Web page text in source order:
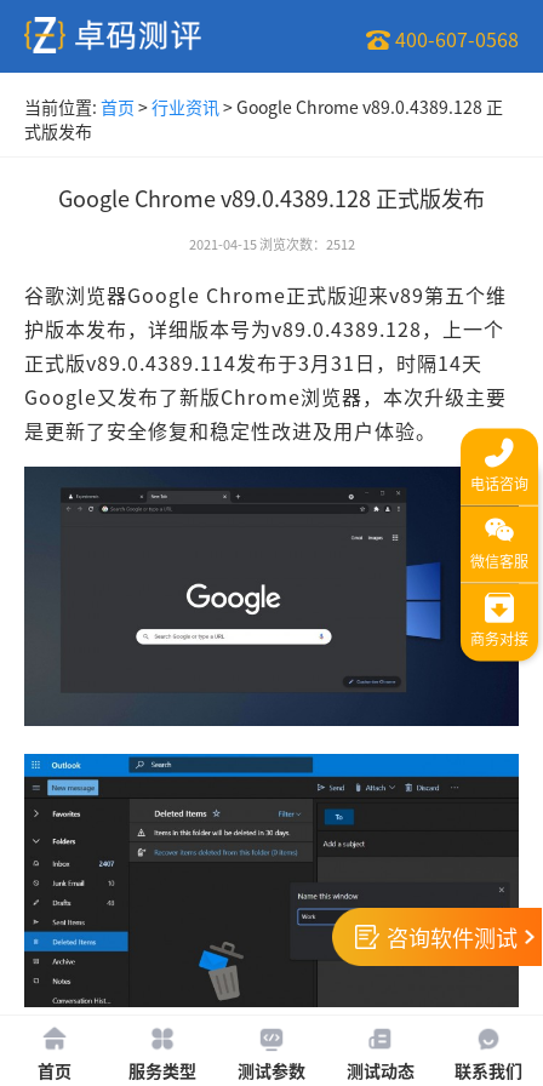
400-607-0568
当前位置: 首页 >行业资讯>Google Chrome v89.0.4389.128 正
式版发布
Google Chrome v89.0.4389.128 正式版发布
2021-04-15 浏览次数： 2512
谷歌浏览器Google Chrome正式版迎来v89第五个维
护版本发布，详细版本号为v89.0.4389.128，上一个
正式版v89.0.4389.114发布于3月31日，时隔14天
Google又发布了新版Chrome浏览器，本次升级主要
是更新了安全修复和稳定性改进及用户体验。
新版变化
咨询软件测试
首页 服务类型 测试参数 测试动态 联系我们